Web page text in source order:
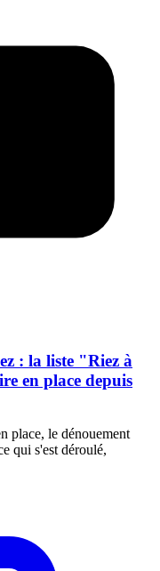
: la liste "Riez à
en place depuis
place, le dénouement
qui s'est déroulé,